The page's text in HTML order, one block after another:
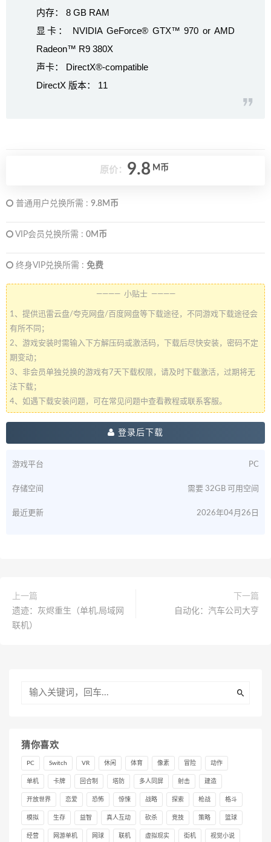
内存： 8 GB RAM
显卡： NVIDIA GeForce® GTX™ 970 or AMD
Radeon™ R9 380X
声卡： DirectX®-compatible
DirectX 版本： 11
原价： 9.8 M币
普通用户兑换所需 : 9.8M币
VIP会员兑换所需 : 0M币
终身VIP兑换所需 : 免费
———— 小贴士 ————
1、提供迅雷云盘/夸克网盘/百度网盘等下载途径，不同游戏下载途径会
有所不同；
2、游戏安装时需输入下方解压码或激活码，下载后尽快安装，密码不定
期变动；
3、非会员单独兑换的游戏有7天下载权限，请及时下载激活，过期将无
法下载；
4、如遇下载安装问题，可在常见问题中查看教程或联系客服。
登录后下载
游戏平台 PC
存储空间 需要 32GB 可用空间
最近更新 2026年04月26日
上一篇
遗迹：灰烬重生（单机.局域网
联机）
下一篇
自动化：汽车公司大亨
猜你喜欢
PC Switch VR 休闲 体育 像素 冒险 动作
单机 卡牌 回合制 塔防 多人同屏 射击 建造
开放世界 恋爱 恐怖 惊悚 战略 探索 枪战 格斗
模拟 生存 益智 真人互动 砍杀 竞技 策略 篮球
经营 网游单机 网球 联机 虚拟现实 街机 视觉小说